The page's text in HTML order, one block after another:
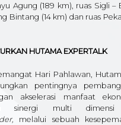
Agung (189 km), ruas Sigli –
Bintang (14 km) dan ruas
HUTAMA EXPERTALK
Hari Pahlawan,
pentingnya
akselerasi manfaat
sinergi multi
melalui sebuah